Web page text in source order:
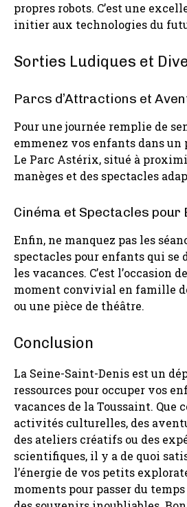
propres robots. C’est une
initier aux technologies du
Sorties Ludiques et
Parcs d’Attractions et
Pour une journée remplie de
emmenez vos enfants dans un
Le Parc Astérix, situé à
manèges et des spectacles
Cinéma et Spectacles pour
Enfin, ne manquez pas les
spectacles pour enfants qui se
les vacances. C’est l’occasion
moment convivial en famille
ou une pièce de théâtre.
Conclusion
La Seine-Saint-Denis est un
ressources pour occuper vos
vacances de la Toussaint. Que
activités culturelles, des
des ateliers créatifs ou des
scientifiques, il y a de quoi
l’énergie de vos petits
moments pour passer du